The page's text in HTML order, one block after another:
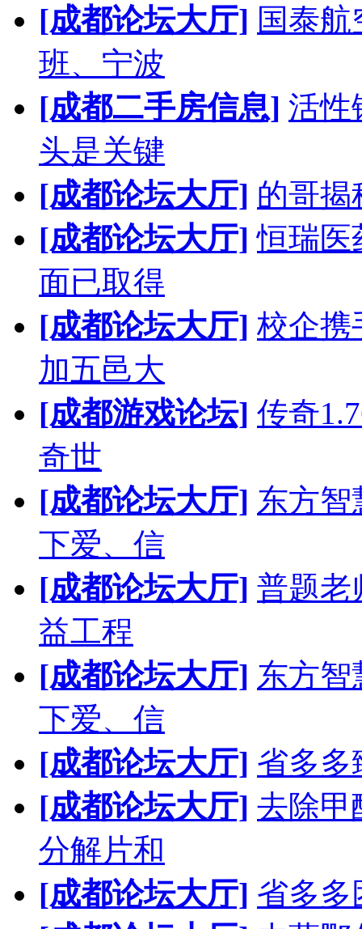
[成都论坛大厅] 国泰
班、宁波
[成都二手房信息] 活性
头是关键
[成都论坛大厅] 的哥揭
[成都论坛大厅] 恒瑞医
面已取得
[成都论坛大厅] 校企携
加五邑大
[成都游戏论坛] 传奇
奇世
[成都论坛大厅] 东方智
下爱、信
[成都论坛大厅] 普题老
益工程
[成都论坛大厅] 东方智
下爱、信
[成都论坛大厅] 省多多
[成都论坛大厅] 去除甲
分解片和
[成都论坛大厅] 省多多